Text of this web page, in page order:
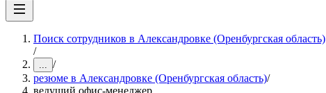
Поиск сотрудников в Александровке (Оренбургская область)
/
... /
резюме в Александровке (Оренбургская область)/
ведущий офис-менеджер